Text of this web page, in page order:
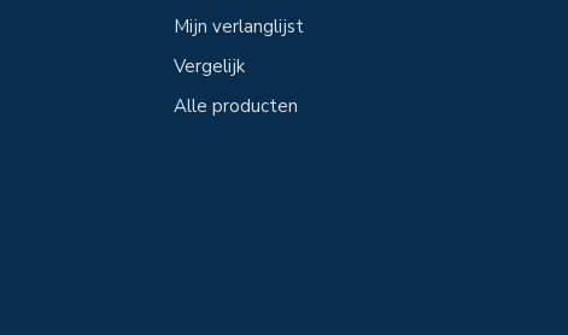
Mijn verlanglijst
Vergelijk
Alle producten